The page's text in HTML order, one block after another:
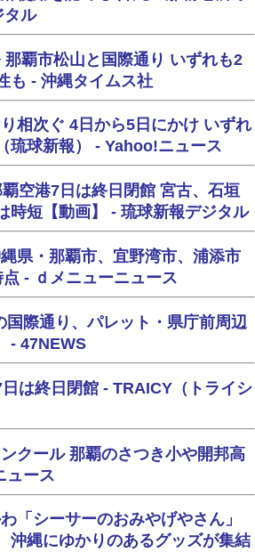
タル
覇市松山と国際通り いずれも2
も - 沖縄タイムス社
相次ぐ 4日から5日にかけ いずれ
琉球新報） - Yahoo!ニュース
覇空港7日は終日閉館 宮古、石垣
時短【動画】 - 琉球新報デジタル
縄県・那覇市、宜野湾市、浦添市
- ｄメニューニュース
国際通り、パレット・県庁前周辺
- 47NEWS
は終日閉館 - TRAICY（トライシ
クール 那覇のさつき小や開邦高
ュース
「シーサーのおみやげやさん」
沖縄にゆかりのあるグッズが集結